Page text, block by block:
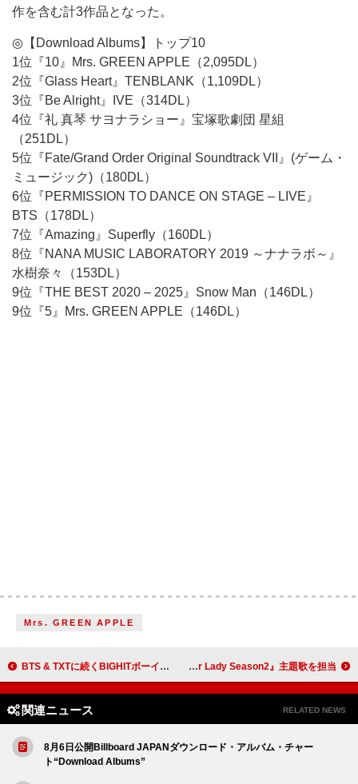
作を含む計3作品となった。
◎【Download Albums】トップ10
1位『10』Mrs. GREEN APPLE（2,095DL）
2位『Glass Heart』TENBLANK（1,109DL）
3位『Be Alright』IVE（314DL）
4位『礼 真琴 サヨナラショー』宝塚歌劇団 星組
（251DL）
5位『Fate/Grand Order Original Soundtrack VII』(ゲーム・
ミュージック)（180DL）
6位『PERMISSION TO DANCE ON STAGE – LIVE』
BTS（178DL）
7位『Amazing』Superfly（160DL）
8位『NANA MUSIC LABORATORY 2019 ～ナナラボ～』
水樹奈々（153DL）
9位『THE BEST 2020 – 2025』Snow Man（146DL）
9位『5』Mrs. GREEN APPLE（146DL）
Mrs. GREEN APPLE
BTS & TXTに続くBIGHITボーイグループは「CORTIS」、8/18デビュー iri、ABEMA恋愛リアリティーショー『Girl or Lady Season2』主題歌を担当
関連ニュース RELATED NEWS
8月6日公開Billboard JAPANダウンロード・アルバム・チャー
ト“Download Albums”